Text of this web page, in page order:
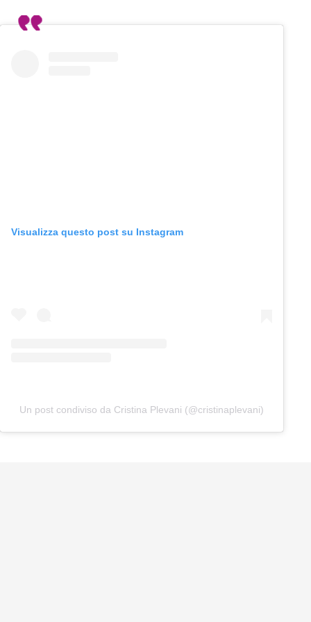
Visualizza questo post su Instagram
Un post condiviso da Cristina Plevani (@cristinaplevani)